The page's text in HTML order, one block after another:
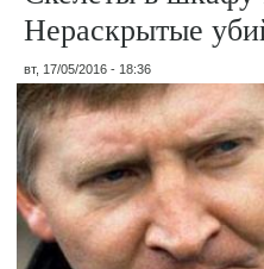
Нераскрытые
вт, 17/05/2016 - 18:36